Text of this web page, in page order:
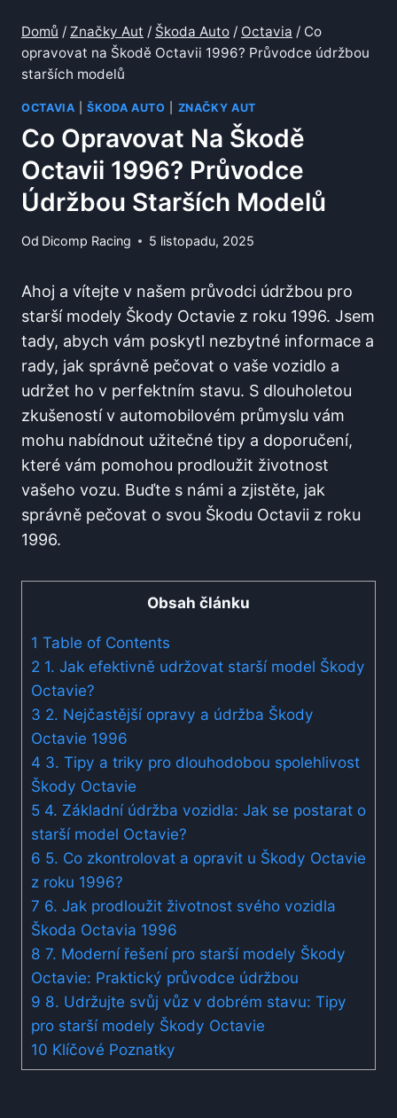
Domů / Značky Aut / Škoda Auto / Octavia / Co
opravovat na Škodě Octavii 1996? Průvodce údržbou
starších modelů
OCTAVIA |ŠKODA AUTO ZNAČKY AUT
Co Opravovat Na Škodě
Octavii 1996? Průvodce
Údržbou Starších Modelů
Od Dicomp Racing 5 listopadu, 2025
Ahoj a vítejte v našem průvodci údržbou pro
starší modely Škody Octavie z roku 1996. Jsem
tady, abych vám poskytl nezbytné informace a
rady, jak správně pečovat o vaše vozidlo a
udržet ho v perfektním stavu. S dlouholetou
zkušeností v automobilovém průmyslu vám
mohu nabídnout užitečné tipy a doporučení,
které vám pomohou prodloužit životnost
vašeho vozu. Buďte s námi a zjistěte, jak
správně pečovat o svou Škodu Octavii z roku
1996.
Obsah článku
1 Table of Contents
2 1. Jak efektivně udržovat starší model Škody
Octavie?
3 2. Nejčastější opravy a údržba Škody
Octavie 1996
4 3. Tipy a triky pro dlouhodobou spolehlivost
Škody Octavie
5 4. Základní údržba vozidla: Jak se postarat o
starší model Octavie?
6 5. Co zkontrolovat a opravit u Škody Octavie
z roku 1996?
7 6. Jak prodloužit životnost svého vozidla
Škoda Octavia 1996
8 7. Moderní řešení pro starší modely Škody
Octavie: Praktický průvodce údržbou
9 8. Udržujte svůj vůz v dobrém stavu: Tipy
pro starší modely Škody Octavie
10 Klíčové Poznatky